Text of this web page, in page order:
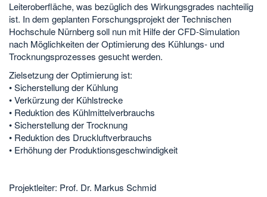
Leiteroberfläche, was bezüglich des Wirkungsgrades nachteilig
ist. In dem geplanten Forschungsprojekt der Technischen
Hochschule Nürnberg soll nun mit Hilfe der CFD-Simulation
nach Möglichkeiten der Optimierung des Kühlungs- und
Trocknungsprozesses gesucht werden.
Zielsetzung der Optimierung ist:
• Sicherstellung der Kühlung
• Verkürzung der Kühlstrecke
• Reduktion des Kühlmittelverbrauchs
• Sicherstellung der Trocknung
• Reduktion des Druckluftverbrauchs
• Erhöhung der Produktionsgeschwindigkeit
Projektleiter: Prof. Dr. Markus Schmid